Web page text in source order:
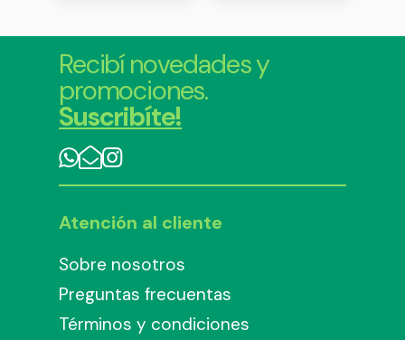
Recibí novedades y
promociones.
Suscribíte!
Atención al cliente
Sobre nosotros
Preguntas frecuentas
Términos y condiciones